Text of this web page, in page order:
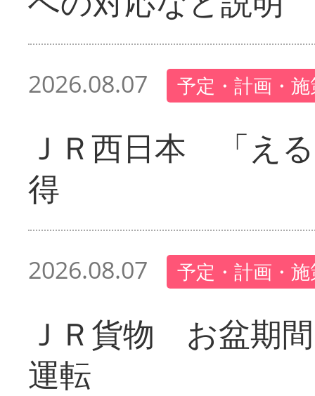
2026.08.07 予定・計画・
ＪＲ西日本 「え
得
2026.08.07 予定・計画・
ＪＲ貨物 お盆期
運転